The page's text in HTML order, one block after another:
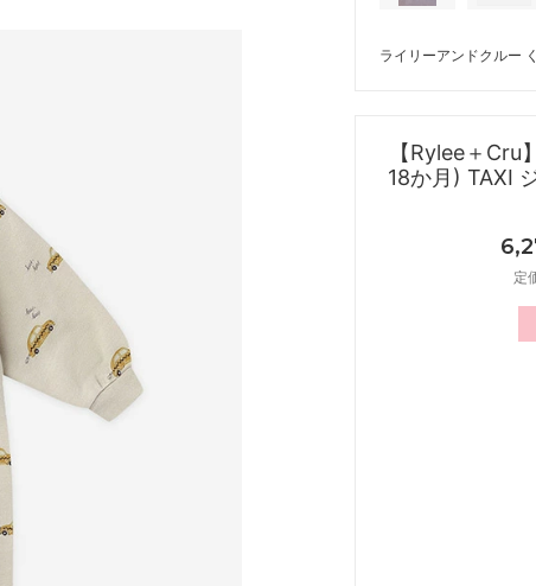
ライリーアンドクルー
【Rylee＋
18か月) TAXI
定